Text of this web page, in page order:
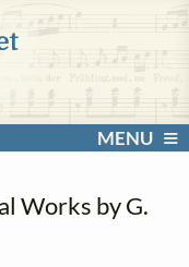
MENU
Works by G.